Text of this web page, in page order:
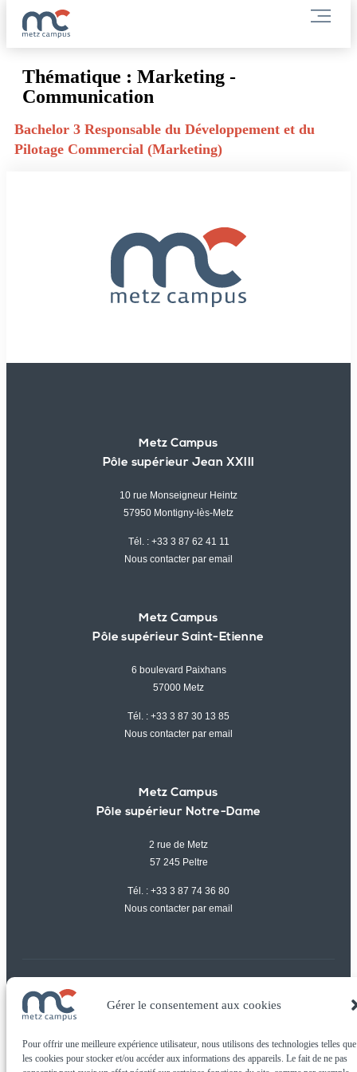
Gérer le consentement aux cookies
Pour offrir une meilleure expérience utilisateur, nous utilisons des technologies telles que
les cookies pour stocker et/ou accéder aux informations des appareils. Le fait de ne pas
Thématique : Marketing -
Communication
Bachelor 3 Responsable du Développement et du
Pilotage Commercial (Marketing)
Metz Campus
Pôle supérieur Jean XXIII
10 rue Monseigneur Heintz
57950 Montigny-lès-Metz
Tél. : +33 3 87 62 41 11
Nous contacter par email
Metz Campus
Pôle supérieur Saint-Etienne
6 boulevard Paixhans
57000 Metz
Tél. : +33 3 87 30 13 85
Nous contacter par email
Metz Campus
Pôle supérieur Notre-Dame
2 rue de Metz
57 245 Peltre
Tél. : +33 3 87 74 36 80
Nous contacter par email